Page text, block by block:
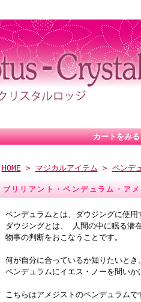
カートをみる
HOME > マジカルアイテム > ペンデ
ブリリアント・ペンデュラム・ア
ペンデュラムとは、ダウジングに使用
ダウジングとは、 人間の中に眠る潜
物事の判断をおこなうことです。
何が自分に合っているか知りたいとき
ペンデュラムにイエス・ノーを問いか
こちらはアメジストのペンデュラム